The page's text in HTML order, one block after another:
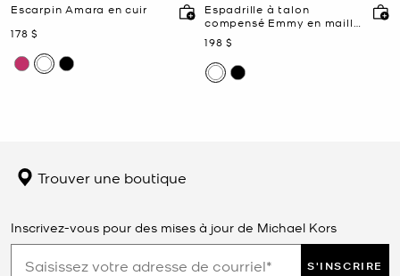
Escarpin Amara en cuir
maintenant
178 $
Espadrille à talon
compensé Emmy en maille
à fermeture éclair
maintenant
198 $
Trouver une boutique
Inscrivez-vous pour des mises à jour de Michael Kors
S'INSCRIRE